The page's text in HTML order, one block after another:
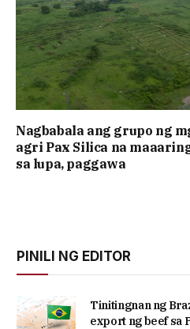
Nagbabala ang grupo ng
agri Pax Silica na
sa lupa, paggawa
PINILI NG EDITOR
Tinitingnan ng
export ng beef sa